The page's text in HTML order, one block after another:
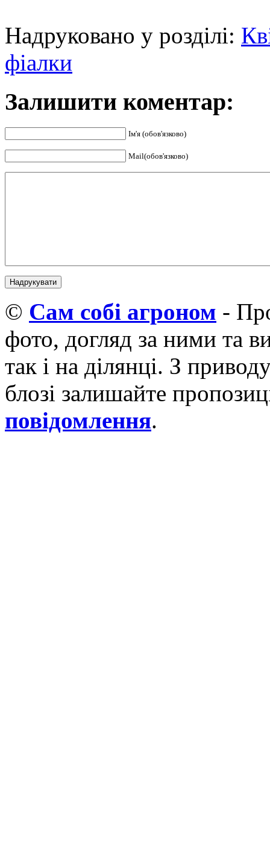
Надруковано у розділі:
фіалки
Залишити коментар:
Ім'я (обов'язково)
Mail(обов'язково)
© Cам собі агроном -
фото, догляд за ними та
так і на ділянці. З
блозі залишайте
повідомлення.